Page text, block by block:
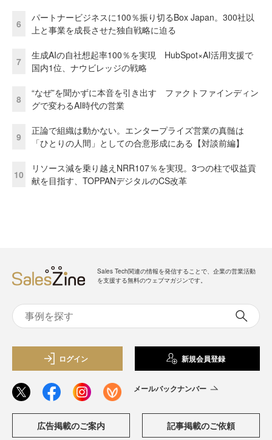
6
パートナービジネスに100％振り切るBox Japan。300社以
上と事業を成長させた独自戦略に迫る
7
生成AIの自社想起率100％を実現 HubSpot×AI活用支援で
国内1位、ナウビレッジの戦略
8
“なぜ”を聞かずに本音を引き出す ファクトファインディン
グで変わるAI時代の営業
9
正論で組織は動かない。エンタープライズ営業の真髄は
「ひとりの人間」としての合意形成にある【対談前編】
10
リソース減を乗り越えNRR107％を実現。3つの柱で収益貢
献を目指す、TOPPANデジタルのCS改革
Sales Tech関連の情報を発信することで、企業の営業活動
を支援する無料のウェブマガジンです。
ログイン 新規会員登録
メールバックナンバー
広告掲載のご案内 記事掲載のご依頼